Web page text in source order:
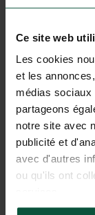
Ce site web
Les cookies
et les
médias sociaux
partageons
notre site avec
publicité et
avec d'autres
ou qu'ils ont